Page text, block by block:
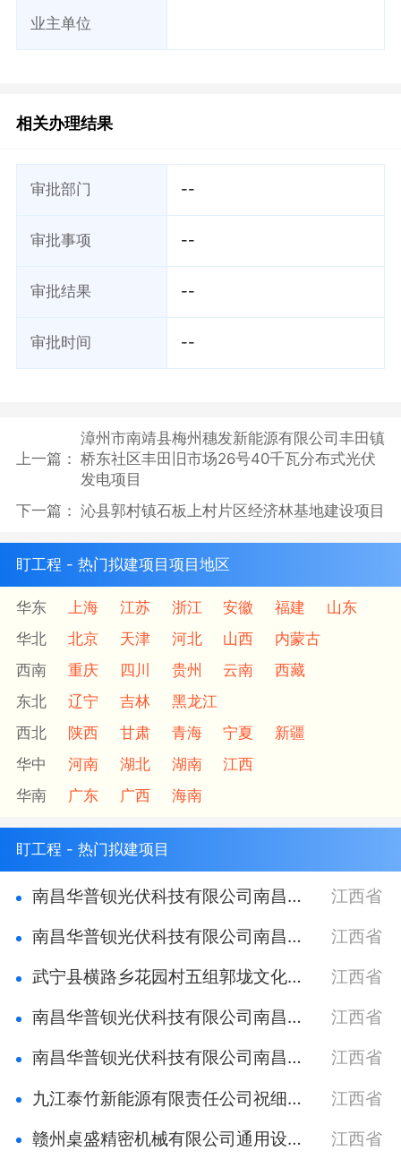
业主单位
相关办理结果
审批部门 --
审批事项 --
审批结果 --
审批时间 --
上一篇：
漳州市南靖县梅州穗发新能源有限公司丰田镇
桥东社区丰田旧市场26号40千瓦分布式光伏
发电项目
下一篇： 沁县郭村镇石板上村片区经济林基地建设项目
盯工程 - 热门拟建项目项目地区
华东 上海 江苏 浙江 安徽 福建
山东
华北
北京 天津 河北 山西
内蒙古
西南
重庆 四川 贵州 云南
西藏
东北
辽宁 吉林
黑龙江
西北
陕西 甘肃 青海 宁夏
新疆
华中
河南 湖北 湖南
江西
华南
广东 广西 海南
盯工程 - 热门拟建项目
南昌华普钡光伏科技有限公司南昌县蒋巷镇卢宇浩33KW屋顶光伏发电项目
江西省
南昌华普钡光伏科技有限公司南昌县南新乡徐冬根30KW屋顶光伏发电项目
江西省
武宁县横路乡花园村五组郭垅文化活动中心项目
江西省
南昌华普钡光伏科技有限公司南昌县塘南镇李国强30KW屋顶光伏发电项目
江西省
南昌华普钡光伏科技有限公司南昌县塘南镇李国有50KW屋顶光伏发电项目
江西省
九江泰竹新能源有限责任公司祝细平屋顶40kW非自然人光伏发电项目
江西省
赣州桌盛精密机械有限公司通用设备模具刀具五金等产品生产销售项目
江西省